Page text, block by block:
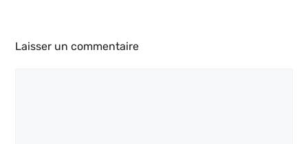
Laisser un commentaire